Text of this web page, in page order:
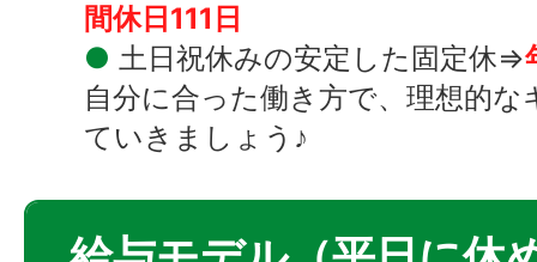
間休日111日
● 土日祝休みの安定した固定休⇒
自分に合った働き方で、理想的
ていきましょう♪